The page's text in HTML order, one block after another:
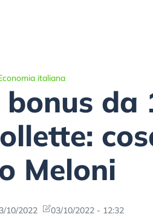
italiana
bonus
Meloni
10/2022 03/10/2022 - 12:32